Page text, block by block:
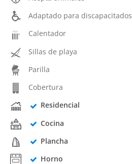
Adaptado para discapacitados
Calentador
Sillas de playa
Parilla
Cobertura
Residencial
Cocina
Plancha
Horno